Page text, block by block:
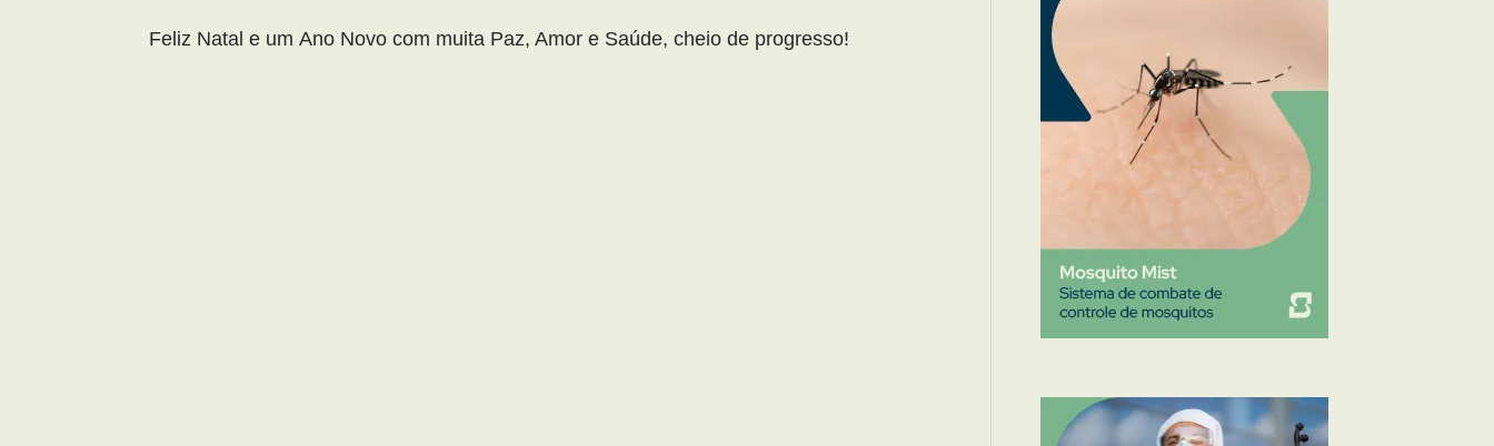
Feliz Natal e um Ano Novo com muita Paz, Amor e Saúde, cheio de progresso!